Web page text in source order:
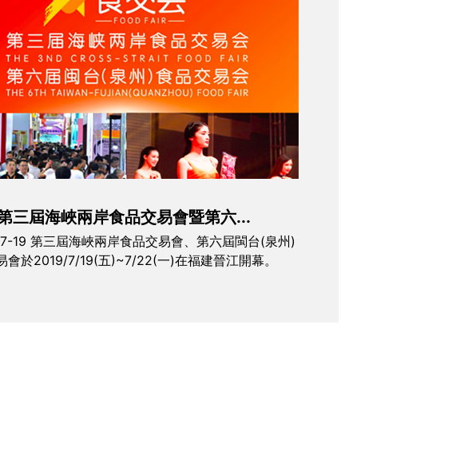
三屆海峽兩岸食品交易會暨第六...
19 第三屆海峽兩岸食品交易會、第六屆閩台(泉州)
會於2019/7/19(五)~7/22(一)在福建晉江開幕。